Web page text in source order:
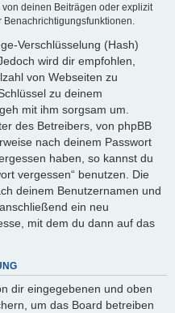
deinen Beiträgen oder explizit
Verschlüsselung (Hash)
wird dir empfohlen,
von Webseiten zu
zu deinem
mit ihm sorgsam um.
des Betreibers, von phpBB
nach deinem Passwort
haben, so kannst du
vergessen“ benutzen. Die
deinem Benutzernamen und
ein neu
mit dem du dann auf das
dir eingegebenen und oben
um das Board betreiben